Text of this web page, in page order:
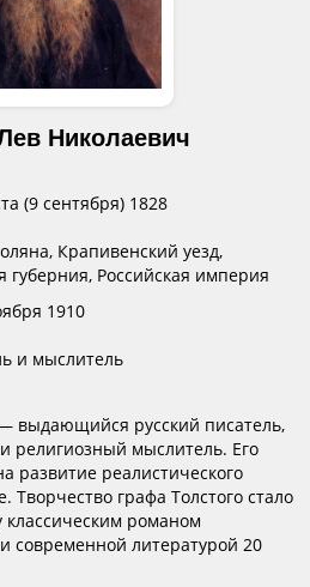
Николаевич
(9 сентября) 1828
Крапивенский уезд,
губерния, Российская империя
1910
и мыслитель
выдающийся русский писатель,
религиозный мыслитель. Его
развитие реалистического
Творчество графа Толстого стало
романом
современной литературой 20